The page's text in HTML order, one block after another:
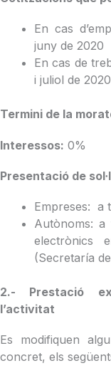
En cas
juny de 2020
En cas de
i juliol de 2020
Termini de la
Interessos: 0%
Presentació de
Empreses: a
Autònoms: a
electrònics
(Secretaría
2.- Prestació
l’activitat
Es modifiquen
concret, els